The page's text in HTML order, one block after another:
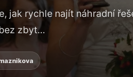
jak rychle najít náhradní
zbyt…